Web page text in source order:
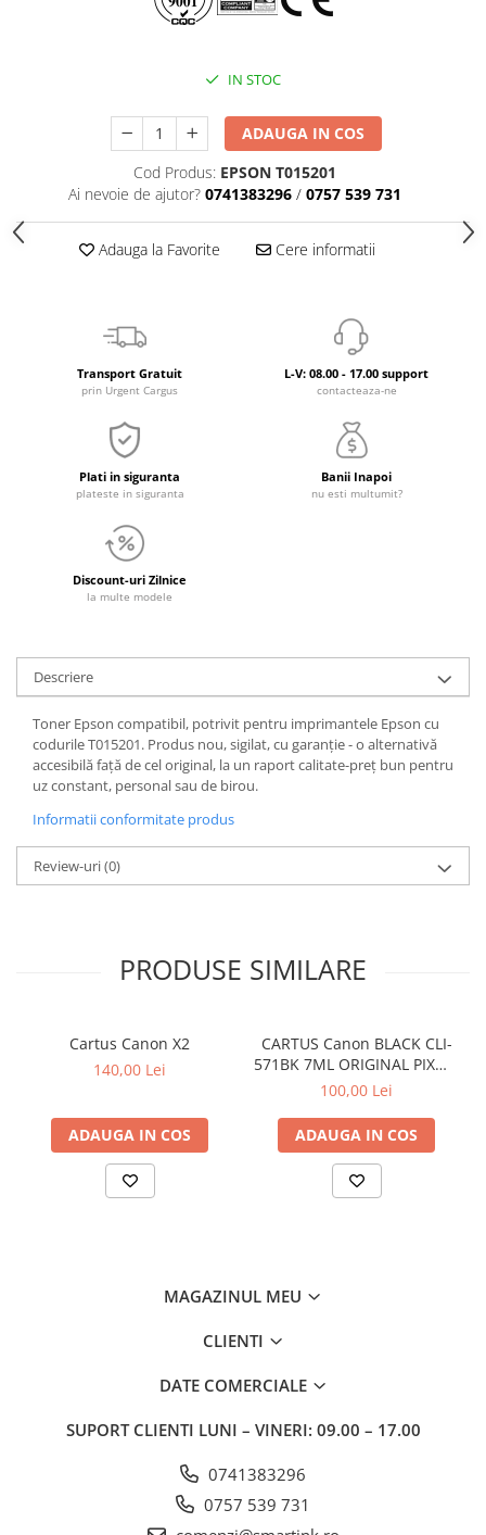
IN STOC
ADAUGA IN COS
Cod Produs: EPSON T015201
Ai nevoie de ajutor? 0741383296 / 0757 539 731
Adauga la Favorite Cere informatii
Transport Gratuit
prin Urgent Cargus
L-V: 08.00 - 17.00 support
contacteaza-ne
Plati in siguranta
plateste in siguranta
Banii Inapoi
nu esti multumit?
Discount-uri Zilnice
la multe modele
Descriere
Toner Epson compatibil, potrivit pentru imprimantele Epson cu
codurile T015201. Produs nou, sigilat, cu garanție - o alternativă
accesibilă față de cel original, la un raport calitate-preț bun pentru
uz constant, personal sau de birou.
Informatii conformitate produs
Review-uri(0)
PRODUSE SIMILARE
Cartus Canon X2
140,00 Lei
ADAUGA IN COS
CARTUS Canon BLACK CLI-
571BK 7ML ORIGINAL PIXMA
MG6850
100,00 Lei
ADAUGA IN COS
MAGAZINUL MEU
CLIENTI
DATE COMERCIALE
SUPORT CLIENTI LUNI – VINERI: 09.00 – 17.00
0741383296
0757 539 731